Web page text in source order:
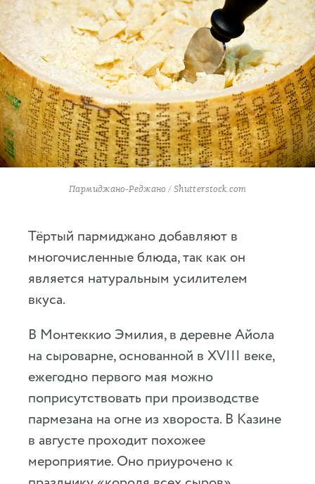
Пармиджано-Реджано / Shutterstock.com
Тёртый пармиджано добавляют в
многочисленные блюда, так как он
является натуральным усилителем
вкуса.
В Монтеккио Эмилия, в деревне Айола
на сыроварне, основанной в XVIII веке,
ежегодно первого мая можно
поприсутствовать при производстве
пармезана на огне из хвороста. В Казине
в августе проходит похожее
мероприятие. Оно приурочено к